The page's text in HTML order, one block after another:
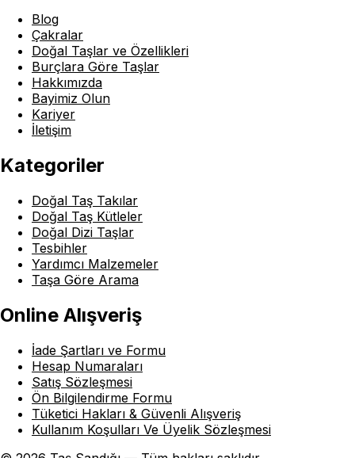
Blog
Çakralar
Doğal Taşlar ve Özellikleri
Burçlara Göre Taşlar
Hakkımızda
Bayimiz Olun
Kariyer
İletişim
Kategoriler
Doğal Taş Takılar
Doğal Taş Kütleler
Doğal Dizi Taşlar
Tesbihler
Yardımcı Malzemeler
Taşa Göre Arama
Online Alışveriş
İade Şartları ve Formu
Hesap Numaraları
Satış Sözleşmesi
Ön Bilgilendirme Formu
Tüketici Hakları & Güvenli Alışveriş
Kullanım Koşulları Ve Üyelik Sözleşmesi